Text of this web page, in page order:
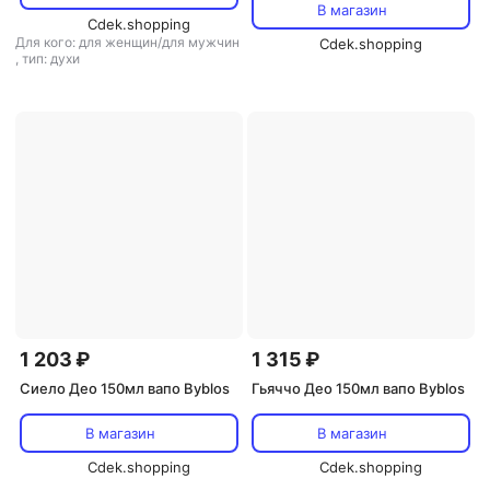
Cdek.shopping
Для кого: для женщин/для мужчин
, тип: духи
В магазин
Cdek.shopping
1 203 ₽
Сиело Део 150мл вапо Byblos
В магазин
Cdek.shopping
1 315 ₽
Гьяччо Део 150мл вапо Byblos
В магазин
Cdek.shopping